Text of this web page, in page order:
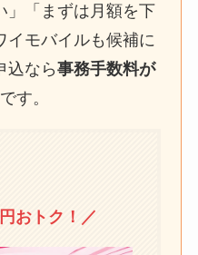
」「まずは月額を下
イモバイルも候補に
込なら事務手数料が
です。
おトク！／